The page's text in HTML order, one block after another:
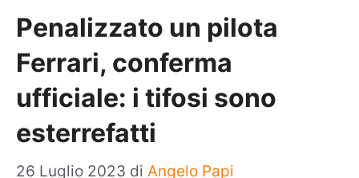
Penalizzato un pilota
Ferrari, conferma
ufficiale: i tifosi sono
esterrefatti
26 Luglio 2023 di Angelo Papi